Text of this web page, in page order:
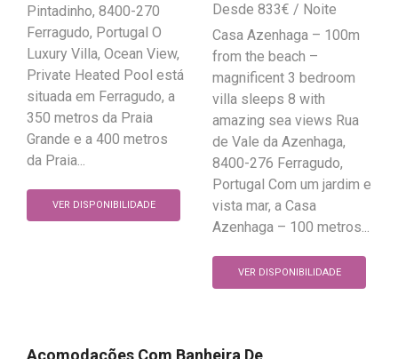
Pintadinho, 8400-270
Ferragudo, Portugal O
Luxury Villa, Ocean View,
Private Heated Pool está
situada em Ferragudo, a
350 metros da Praia
Grande e a 400 metros
da Praia...
VER DISPONIBILIDADE
833€
Casa Azenhaga – 100m
from the beach –
magnificent 3 bedroom
villa sleeps 8 with
amazing sea views Rua
de Vale da Azenhaga,
8400-276 Ferragudo,
Portugal Com um jardim e
vista mar, a Casa
Azenhaga – 100 metros...
VER DISPONIBILIDADE
Acomodações Com Banheira De